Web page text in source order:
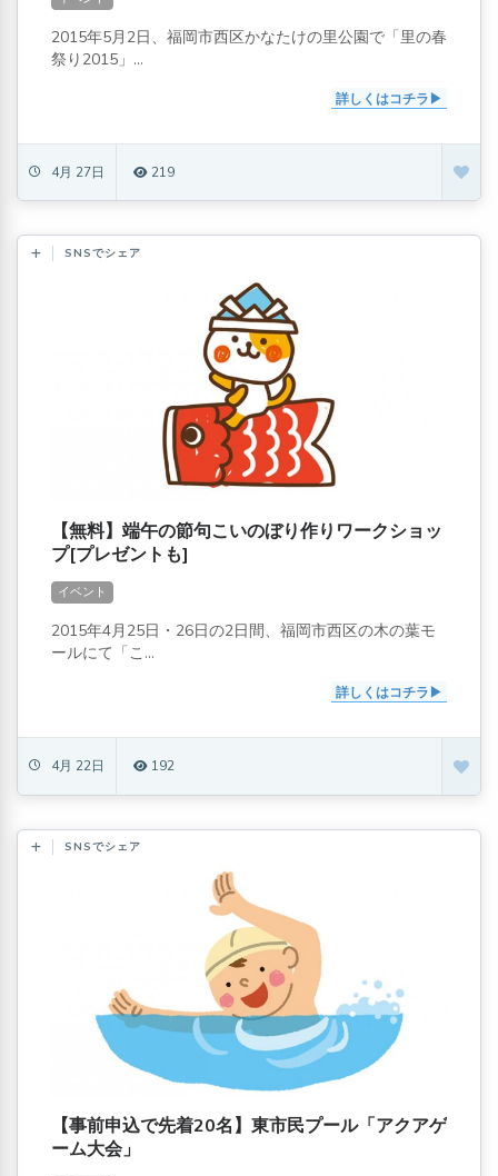
2015年5月2日、福岡市西区かなたけの里公園で「里の春
祭り2015」...
詳しくはコチラ
4月 27日 219
SNSでシェア
【無料】端午の節句こいのぼり作りワークショッ
プ[プレゼントも]
イベント
2015年4月25日・26日の2日間、福岡市西区の木の葉モ
ールにて「こ...
詳しくはコチラ
4月 22日 192
SNSでシェア
【事前申込で先着20名】東市民プール「アクアゲ
ーム大会」